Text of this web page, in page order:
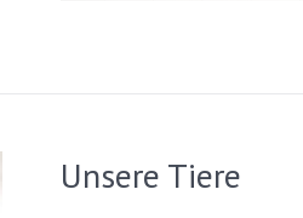
Unsere Tiere